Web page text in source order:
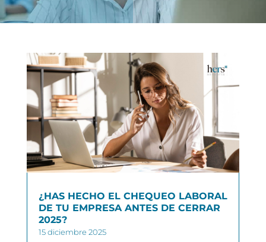
¿HAS HECHO EL CHEQUEO LABORAL
DE TU EMPRESA ANTES DE CERRAR
2025?
15 diciembre 2025